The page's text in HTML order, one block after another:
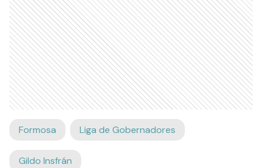
Formosa Liga de Gobernadores
Gildo Insfrán